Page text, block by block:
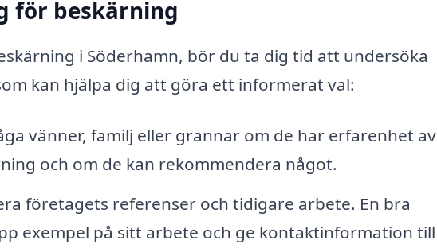
för beskärning
i Söderhamn, bör du ta dig tid att undersöka
kan hjälpa dig att göra ett informerat val:
vänner, familj eller grannar om de har erfarenhet av
och om de kan rekommendera något.
företagets referenser och tidigare arbete. En bra
exempel på sitt arbete och ge kontaktinformation till